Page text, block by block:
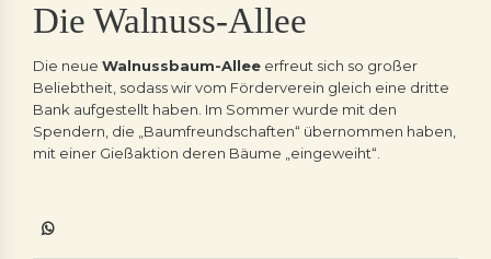
Die Walnuss-Allee
Die neue Walnussbaum-Allee erfreut sich so großer
Beliebtheit, sodass wir vom Förderverein gleich eine dritte
Bank aufgestellt haben. Im Sommer wurde mit den
Spendern, die „Baumfreundschaften“ übernommen haben,
mit einer Gießaktion deren Bäume „eingeweiht“.